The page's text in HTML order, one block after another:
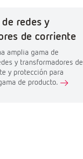
redes y
de corriente
amplia gama de
y transformadores de
y protección para
de producto.